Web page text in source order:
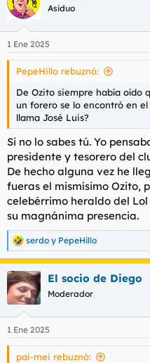
Asiduo
1 Ene 2025
PepeHillo rebuznó:
De Ozito siempre había oído
un forero se lo encontró en el
llama José Luis?
Si no lo sabes tú. Yo
presidente y tesorero del
De hecho alguna vez he
fueras el mismísimo Ozito,
celebérrimo heraldo del
su magnánima presencia.
R
e
a
c
c
i
e
s
serdo y PepeHillo
El socio de Diego
Moderador
1 Ene 2025
pai-mei rebuznó: